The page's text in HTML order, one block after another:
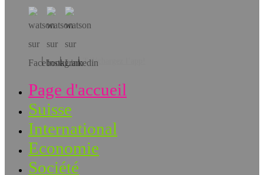
Téléchargez l’app!
Page d'accueil
Suisse
International
Economie
Société